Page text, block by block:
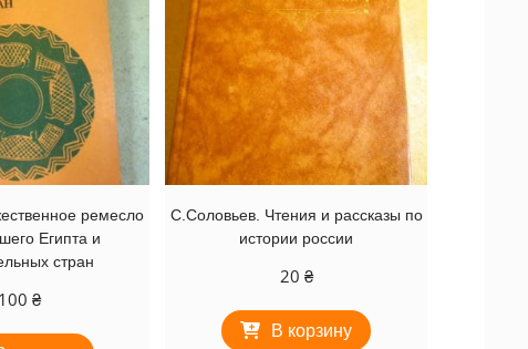
ремесло
Египта и
стран
100 ₴
С.Соловьев. Чтения и рассказы по
истории россии
20 ₴
В корзину